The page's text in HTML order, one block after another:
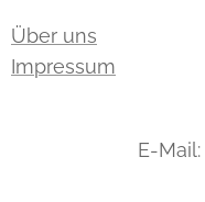
Über uns
Impressum
E-Mail: